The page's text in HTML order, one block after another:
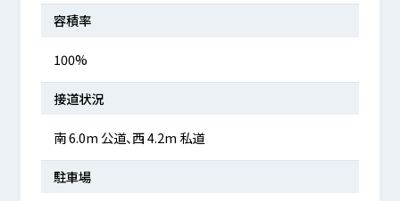
容積率
100%
接道状況
南 6.0m 公道、西 4.2m 私道
駐車場